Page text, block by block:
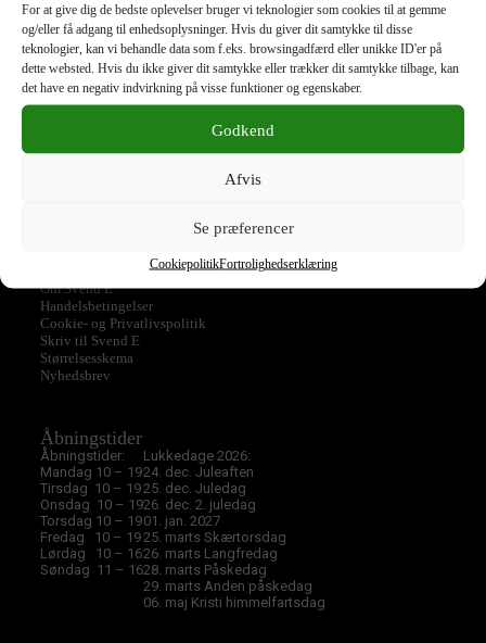
For at give dig de bedste oplevelser bruger vi teknologier som cookies til at gemme
og/eller få adgang til enhedsoplysninger. Hvis du giver dit samtykke til disse
teknologier, kan vi behandle data som f.eks. browsingadfærd eller unikke ID'er på
dette websted. Hvis du ikke giver dit samtykke eller trækker dit samtykke tilbage, kan
det have en negativ indvirkning på visse funktioner og egenskaber.
Godkend
Afvis
Se præferencer
CookiepolitikFortrolighedserklæring
Jakke
Jeans
Kjole
Nederdel
Overtøj
Shorts
Skjorte
Strik
Taske
Tilbud
Top
Om Svend E
Handelsbetingelser
Cookie- og Privatlivspolitik
Skriv til Svend E
Størrelsesskema
Nyhedsbrev
Åbningstider
Åbningstider:
Mandag 10 – 19
Tirsdag 10 – 19
Onsdag 10 – 19
Torsdag 10 – 19
Fredag 10 – 19
Lørdag 10 – 16
Søndag 11 – 16
Lukkedage 2026:
24. dec. Juleaften
25. dec. Juledag
26. dec. 2. juledag
01. jan. 2027
25. marts Skærtorsdag
26. marts Langfredag
28. marts Påskedag
29. marts Anden påskedag
06. maj Kristi himmelfartsdag